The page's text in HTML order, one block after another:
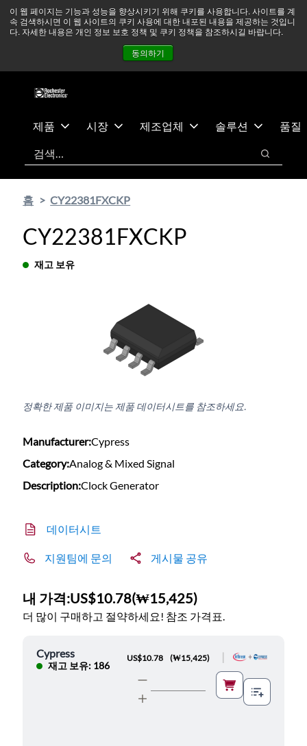
이 웹 페이지는 기능과 성능을 향상시키기 위해 쿠키를 사용합니다. 사이트를 계
속 검색하시면 이 웹 사이트의 쿠키 사용에 대한 내포된 내용을 제공하는 것입니
다. 자세한 내용은 개인 정보 보호 정책 및 쿠키 정책을 참조하시길 바랍니다.
동의하기
츠
건
중동 지역 상황을 지속적으로 주시하고 있으며, 모든 서비스는
정상적으로 운영되고 있습니다. 더 읽어보기 →
뉴스
문의하기
제품 시장 제조업체 솔루션
품질
검색
검색
홈 CY22381FXCKP
CY22381FXCKP
재고 보유
정확한 제품 이미지는 제품 데이터시트를 참조하세요.
Manufacturer:Cypress
Category:Analog & Mixed Signal
Description:Clock Generator
데이터시트
지원팀에 문의 게시물 공유
내 가격:US$10.78(₩15,425)
더 많이 구매하고 절약하세요! 참조 가격표.
Cypress
재고 보유: 186
US$10.78 (₩15,425)